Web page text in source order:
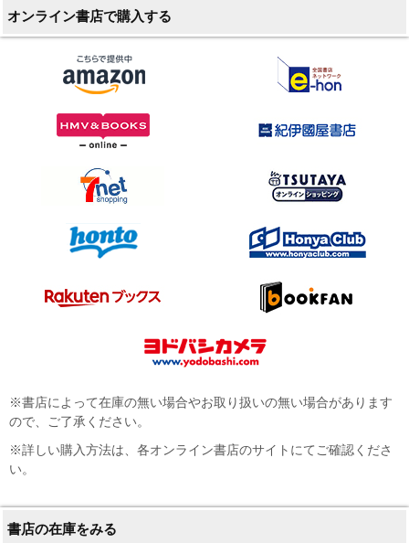
オンライン書店で購入する
※書店によって在庫の無い場合やお取り扱いの無い場合があります
ので、ご了承ください。
※詳しい購入方法は、各オンライン書店のサイトにてご確認くださ
い。
書店の在庫をみる